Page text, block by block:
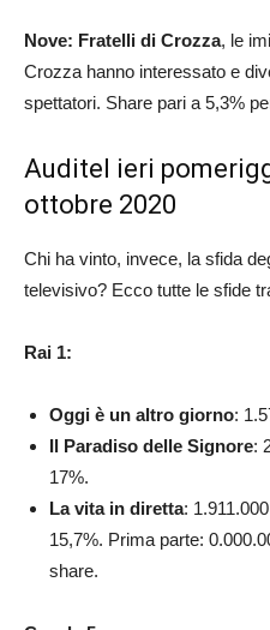
Nove: Fratelli di Crozza, le
Crozza hanno interessato e
spettatori. Share pari a 5,3%
Auditel ieri
ottobre 2020
Chi ha vinto, invece, la sfida
televisivo? Ecco tutte le sfide
Rai 1:
Oggi è un altro giorno:
Il Paradiso delle Signore:
17%.
La vita in diretta:
15,7%. Prima parte:
share.